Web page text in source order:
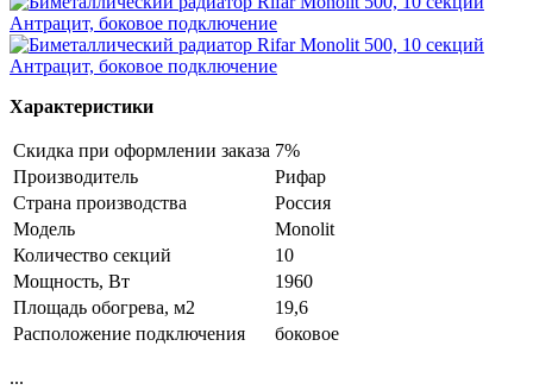
Характеристики
Скидка при оформлении заказа 7%
Производитель
Pифap
Страна производства
Poccия
Модель
Моnоlit
Количество секций
10
Мощность, Вт
1960
Площадь обогрева, м2
19,6
Расположение подключения
боковое
...